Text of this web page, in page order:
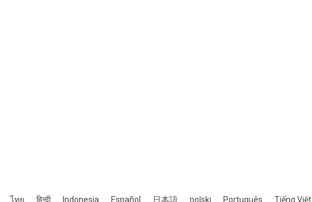
ไทย हिन्दी Indonesia Español 日本語 polski Português Tiếng Việt